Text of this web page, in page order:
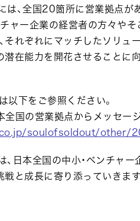
は、全国20箇所に営業拠点
チャー企業の経営者の方々や
それぞれにマッチしたソリュ
潜在能力を開花させることに
下をご参照ください。
本全国の営業拠点からメッセージ
soulofsoldout/other/
、日本全国の中小・ベンチャ
と成長に寄り添っていきます